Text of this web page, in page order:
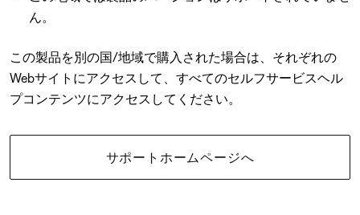
ん。
この製品を別の国/地域で購入された場合は、それぞれの
Webサイトにアクセスして、すべてのセルフサービスヘル
プコンテンツにアクセスしてください。
サポートホームページへ